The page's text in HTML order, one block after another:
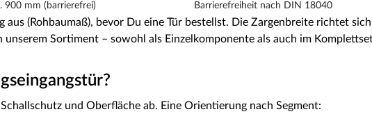
900 mm (barrierefrei) Barrierefreiheit nach DIN 18040
aus (Rohbaumaß), bevor Du eine Tür bestellst. Die Zargenbreite richtet
unserem Sortiment – sowohl als Einzelkomponente als auch im
und Oberfläche ab. Eine Orientierung nach Segment: